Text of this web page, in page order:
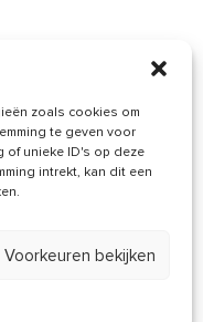
zoals cookies om
te geven voor
of unieke ID's op deze
intrekt, kan dit een
Voorkeuren bekijken
ons